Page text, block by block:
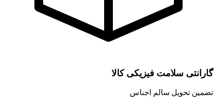
گارانتی سلامت فیزیکی کالا
تضمین تحویل سالم اجناس